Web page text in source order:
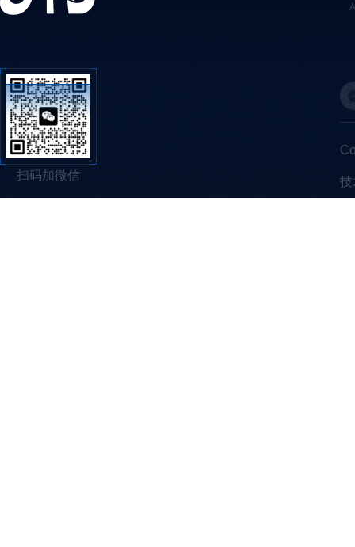
扫码加微信 技